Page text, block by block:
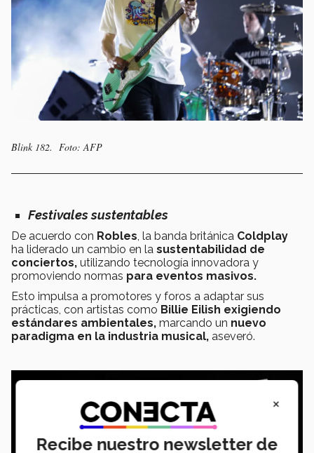
Blink 182. Foto: AFP
Festivales sustentables
De acuerdo con Robles , la banda británica Coldplay
ha liderado un cambio en la sustentabilidad de
conciertos, utilizando tecnología innovadora y
promoviendo normas para eventos masivos.
Esto impulsa a promotores y foros a adaptar sus
prácticas, con artistas como Billie Eilish exigiendo
estándares ambientales, marcando un nuevo
paradigma en la industria musical, aseveró.
×
Recibe nuestro newsletter de